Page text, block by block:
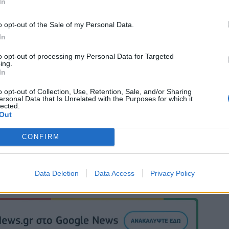
opt-out of the Sale of my Personal Data.
opt-out of processing my Personal Data for Targeted
opt-out of Collection, Use, Retention, Sale, and/or Sharing
Data that Is Unrelated with the Purposes for which it
CONFIRM
Data Deletion Data Access Privacy Policy